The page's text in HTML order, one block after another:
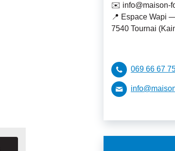
✉️ info@maison-
📍 Espace Wapi
7540 Tournai
069 66 67